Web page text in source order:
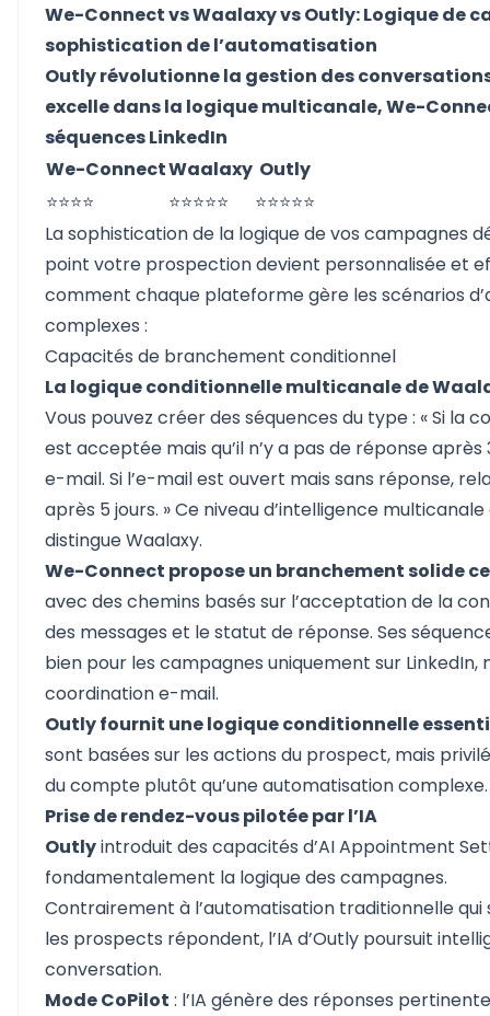
We-Connect vs Waalaxy vs Outly: Logique de
sophistication de l’automatisation
Outly révolutionne la gestion des
excelle dans la logique multicanale, We-
séquences LinkedIn
We-ConnectWaalaxy Outly
⭐⭐⭐⭐
⭐⭐⭐⭐⭐
⭐⭐⭐⭐⭐
La sophistication de la logique de vos campagnes
point votre prospection devient personnalisée et
comment chaque plateforme gère les scénarios
complexes :
Capacités de branchement conditionnel
La logique conditionnelle multicanale de
Vous pouvez créer des séquences du type : « Si la
est acceptée mais qu’il n’y a pas de réponse après
e-mail. Si l’e-mail est ouvert mais sans réponse,
après 5 jours. » Ce niveau d’intelligence
distingue Waalaxy.
We-Connect propose un branchement solide
avec des chemins basés sur l’acceptation de la
des messages et le statut de réponse. Ses
bien pour les campagnes uniquement sur LinkedIn,
coordination e-mail.
Outly fournit une logique conditionnelle
sont basées sur les actions du prospect, mais
du compte plutôt qu’une automatisation complexe.
Prise de rendez-vous pilotée par l’IA
Outlyintroduit des capacités d’AI Appointment
fondamentalement la logique des campagnes.
Contrairement à l’automatisation traditionnelle qui
les prospects répondent, l’IA d’Outly poursuit
conversation.
Mode CoPilot : l’IA génère des réponses